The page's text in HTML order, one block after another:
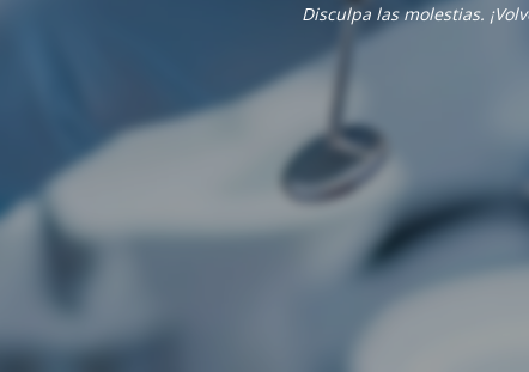
Disculpa las molestias.